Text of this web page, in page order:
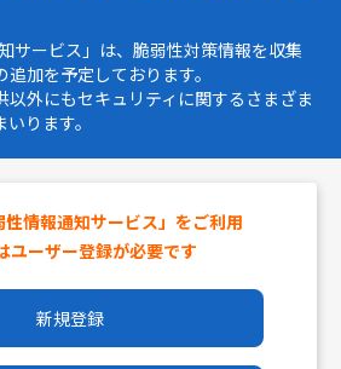
サービス」は、脆弱性対策情報を収集
加を予定しております。
以外にもセキュリティに関するさまざま
ります。
性情報通知サービス」をご利用
ユーザー登録が必要です
新規登録